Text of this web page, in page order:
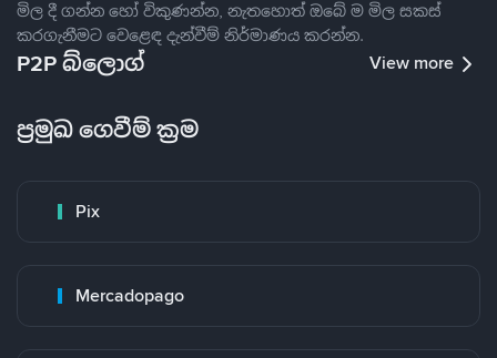
මිල දී ගන්න හෝ විකුණන්න, නැතහොත් ඔබේ ම මිල සකස්
කරගැනීමට වෙළෙඳ දැන්වීම් නිර්මාණය කරන්න.
P2P බ්ලොග් View more
ප්‍රමුඛ ගෙවීම් ක්‍රම
Pix
Mercadopago